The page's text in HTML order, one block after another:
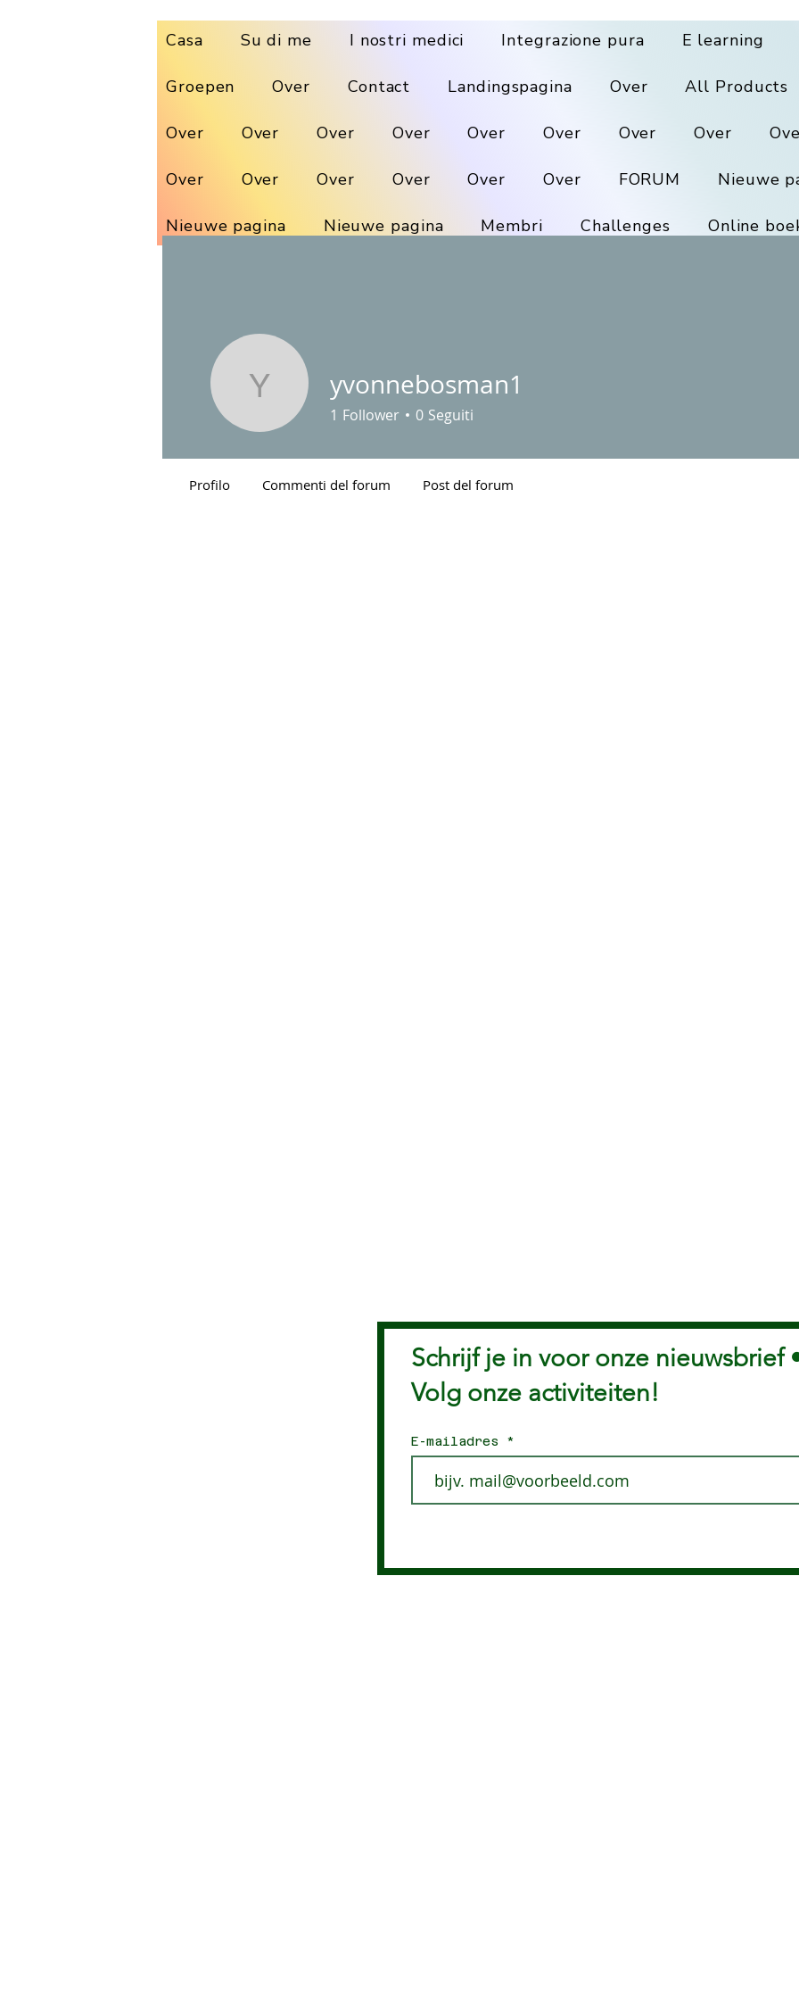
Casa Su di me I nostri medici Integrazione pura E learning
Groepen Over Contact Landingspagina Over All Products
Over Over Over Over Over Over Over Over
Over Over Over Over Over Over FORUM Nieuwe
Nieuwe pagina Nieuwe pagina Membri Challenges Online
yvonnebosman1
yvonnebosman1
1 Follower 0 Seguiti
Profilo Commenti del forum Post del forum
Schrijf je in voor onze nieuwsbrief
Volg onze activiteiten!
E-mailadres